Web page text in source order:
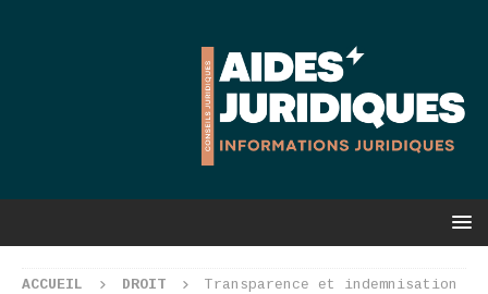
ACCUEIL DROIT
Transparence et indemnisation